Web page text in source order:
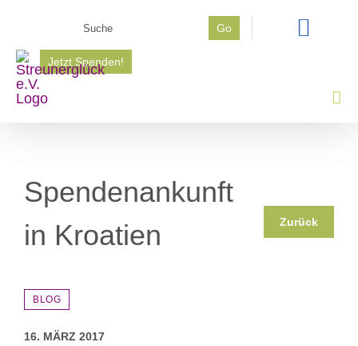
springen
Go
Jetzt Spenden!
Spendenankunft
in Kroatien
Zurück
BLOG
16. MÄRZ 2017